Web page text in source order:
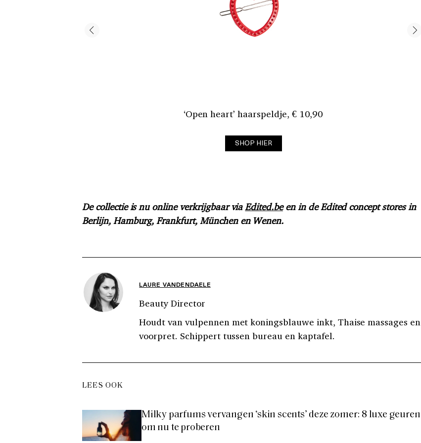
‘Open heart’ haarspeldje, € 10,90
SHOP HIER
De collectie is nu online verkrijgbaar viaEdited.been in de Edited concept stores in
Berlijn, Hamburg, Frankfurt, München en Wenen.
LAURE VANDENDAELE
Beauty Director
Houdt van vulpennen met koningsblauwe inkt, Thaise massages en
voorpret. Schippert tussen bureau en kaptafel.
LEES OOK
Milky parfums vervangen ‘skin scents’ deze zomer: 8 luxe geuren
om nu te proberen